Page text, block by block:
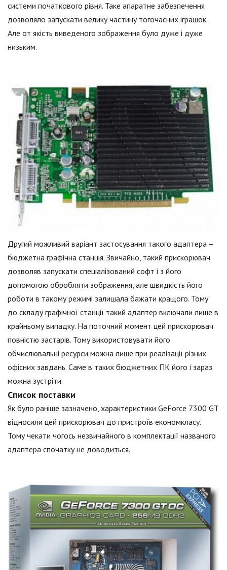
системи початкового рівня. Таке апаратне забезпечення
дозволяло запускати велику частину тогочасних іграшок.
Але от якість виведеного зображення було дуже і дуже
низьким.
Другий можливий варіант застосування такого адаптера –
бюджетна графічна станція. Звичайно, такий прискорювач
дозволяв запускати спеціалізований софт і з його
допомогою обробляти зображення, але швидкість його
роботи в такому режимі залишала бажати кращого. Тому
до складу графічної станції такий адаптер включали лише в
крайньому випадку. На поточний момент цей прискорювач
повністю застарів. Тому використовувати його
обчислювальні ресурси можна лише при реалізації різних
офісних завдань. Саме в таких бюджетних ПК його і зараз
можна зустріти.
Список поставки
Як було раніше зазначено, характеристики GeForce 7300 GT
відносили цей прискорювач до пристроїв економкласу.
Тому чекати чогось незвичайного в комплектації названого
адаптера спочатку не доводиться.